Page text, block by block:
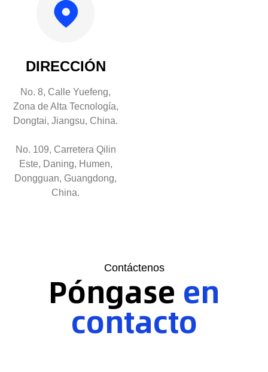
DIRECCIÓN
No. 8, Calle Yuefeng,
Zona de Alta Tecnología,
Dongtai, Jiangsu, China.
No. 109, Carretera Qilin
Este, Daning, Humen,
Dongguan, Guangdong,
China.
Contáctenos
Póngase en
contacto